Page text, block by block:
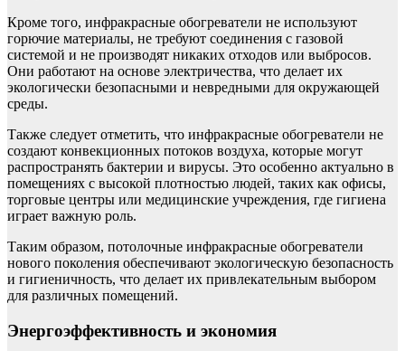
Кроме того, инфракрасные обогреватели не используют
горючие материалы, не требуют соединения с газовой
системой и не производят никаких отходов или выбросов.
Они работают на основе электричества, что делает их
экологически безопасными и невредными для окружающей
среды.
Также следует отметить, что инфракрасные обогреватели не
создают конвекционных потоков воздуха, которые могут
распространять бактерии и вирусы. Это особенно актуально в
помещениях с высокой плотностью людей, таких как офисы,
торговые центры или медицинские учреждения, где гигиена
играет важную роль.
Таким образом, потолочные инфракрасные обогреватели
нового поколения обеспечивают экологическую безопасность
и гигиеничность, что делает их привлекательным выбором
для различных помещений.
Энергоэффективность и экономия